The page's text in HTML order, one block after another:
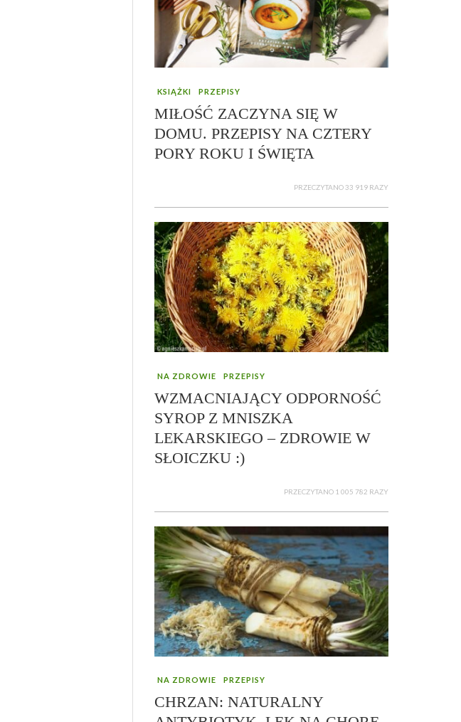
KSIĄŻKI PRZEPISY
MIŁOŚĆ ZACZYNA SIĘ W
DOMU. PRZEPISY NA CZTERY
PORY ROKU I ŚWIĘTA
PRZECZYTANO 33 919 RAZY
NA ZDROWIE PRZEPISY
WZMACNIAJĄCY ODPORNOŚĆ
SYROP Z MNISZKA
LEKARSKIEGO – ZDROWIE W
SŁOICZKU :)
PRZECZYTANO 1 005 782 RAZY
NA ZDROWIE PRZEPISY
CHRZAN: NATURALNY